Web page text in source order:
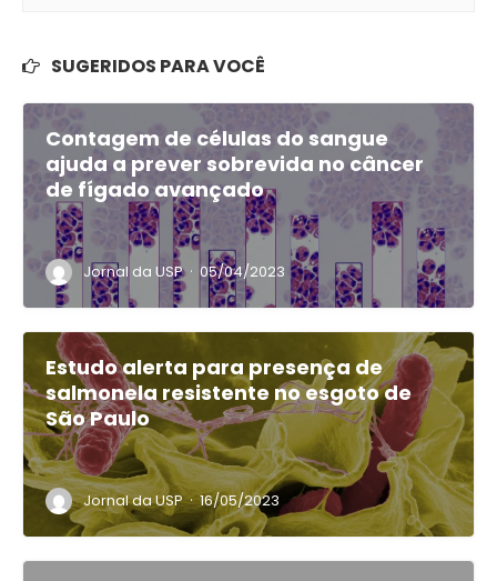
SUGERIDOS PARA VOCÊ
Contagem de células do sangue
ajuda a prever sobrevida no câncer
de fígado avançado
Jornal da USP · 05/04/2023
Estudo alerta para presença de
salmonela resistente no esgoto de
São Paulo
Jornal da USP · 16/05/2023